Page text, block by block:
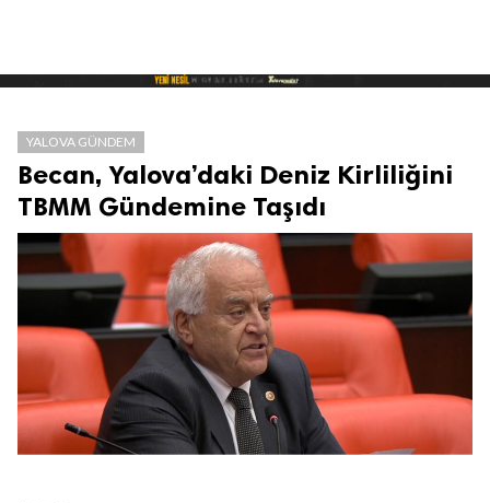
YALOVA GÜNDEM
Becan, Yalova’daki Deniz Kirliliğini
TBMM Gündemine Taşıdı